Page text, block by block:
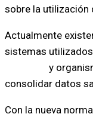
sobre la utilización
Actualmente
sistemas
y
consolidar datos
Con la nueva